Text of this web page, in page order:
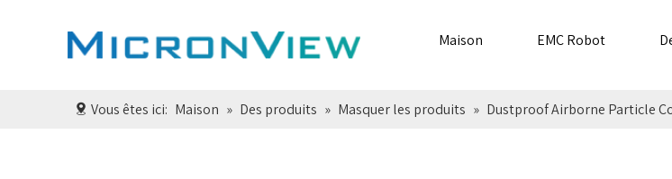
Maison EMC Robot
Vous êtes ici: Maison » Des produits » Masquer les produits » Dustproof Airborne Particle